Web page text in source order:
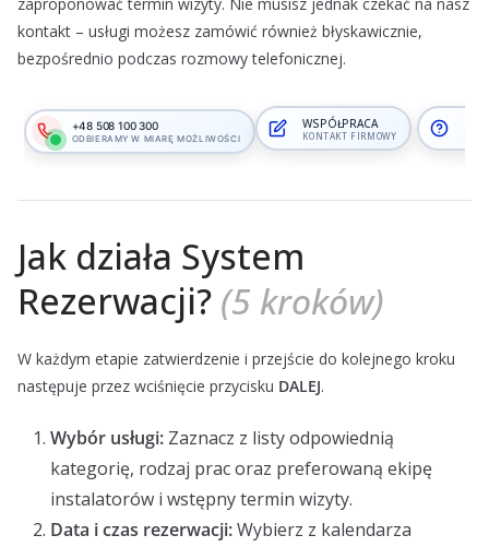
zaproponować termin wizyty. Nie musisz jednak czekać na nasz
kontakt – usługi możesz zamówić również błyskawicznie,
bezpośrednio podczas rozmowy telefonicznej.
+48 508 100 300
ODBIERAMY W MIARĘ MOŻLIWOŚCI
WSPÓŁPRACA
KONTAKT FIRMOWY
Jak działa System
Rezerwacji? (5 kroków)
W każdym etapie zatwierdzenie i przejście do kolejnego kroku
następuje przez wciśnięcie przycisku DALEJ.
Wybór usługi: Zaznacz z listy odpowiednią
kategorię, rodzaj prac oraz preferowaną ekipę
instalatorów i wstępny termin wizyty.
Data i czas rezerwacji:Wybierz z kalendarza